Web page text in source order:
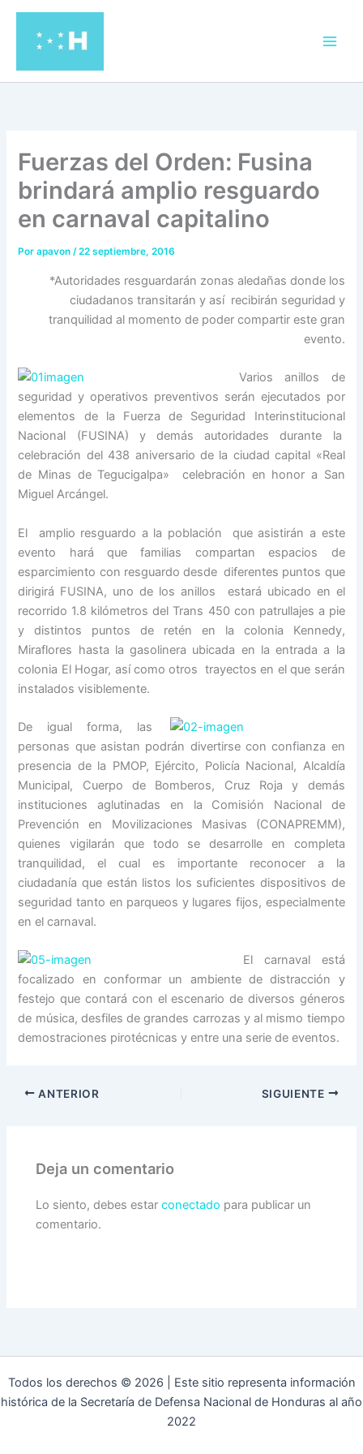
contenido
Fuerzas del Orden: Fusina
brindará amplio resguardo
en carnaval capitalino
Porapavon/22 septiembre, 2016
*Autoridades resguardarán zonas aledañas donde los
ciudadanos transitarán y así recibirán seguridad y
tranquilidad al momento de poder compartir este gran
evento.
Varios anillos de
seguridad y operativos preventivos serán ejecutados por
elementos de la Fuerza de Seguridad Interinstitucional
Nacional (FUSINA) y demás autoridades durante la
celebración del 438 aniversario de la ciudad capital «Real
de Minas de Tegucigalpa» celebración en honor a San
Miguel Arcángel.
El amplio resguardo a la población que asistirán a este
evento hará que familias compartan espacios de
esparcimiento con resguardo desde diferentes puntos que
dirigirá FUSINA, uno de los anillos estará ubicado en el
recorrido 1.8 kilómetros del Trans 450 con patrullajes a pie
y distintos puntos de retén en la colonia Kennedy,
Miraflores hasta la gasolinera ubicada en la entrada a la
colonia El Hogar, así como otros trayectos en el que serán
instalados visiblemente.
De igual forma, las
personas que asistan podrán divertirse con confianza en
presencia de la PMOP, Ejército, Policía Nacional, Alcaldía
Municipal, Cuerpo de Bomberos, Cruz Roja y demás
instituciones aglutinadas en la Comisión Nacional de
Prevención en Movilizaciones Masivas (CONAPREMM),
quienes vigilarán que todo se desarrolle en completa
tranquilidad, el cual es importante reconocer a la
ciudadanía que están listos los suficientes dispositivos de
seguridad tanto en parqueos y lugares fijos, especialmente
en el carnaval.
El carnaval está
focalizado en conformar un ambiente de distracción y
festejo que contará con el escenario de diversos géneros
de música, desfiles de grandes carrozas y al mismo tiempo
demostraciones pirotécnicas y entre una serie de eventos.
ANTERIOR SIGUIENTE
Deja un comentario
Lo siento, debes estarconectado para publicar un
comentario.
Todos los derechos © 2026 | Este sitio representa información
histórica de la Secretaría de Defensa Nacional de Honduras al año
2022